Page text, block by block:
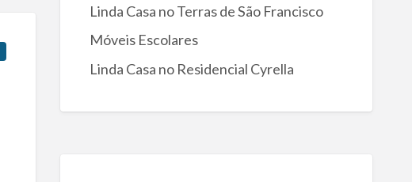
Linda Casa no Terras de São Francisco
Móveis Escolares
Linda Casa no Residencial Cyrella